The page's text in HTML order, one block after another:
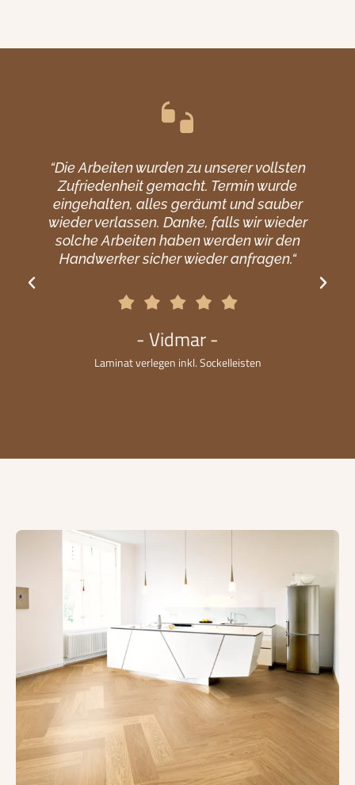
“Die Arbeiten wurden zu unserer vollsten
Zufriedenheit gemacht. Termin wurde
eingehalten, alles geräumt und sauber
wieder verlassen. Danke, falls wir wieder
solche Arbeiten haben werden wir den
Handwerker sicher wieder anfragen.“
- Vidmar -
Laminat verlegen inkl. Sockelleisten